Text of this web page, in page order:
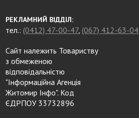
РЕКЛАМНИЙ ВІДДІЛ:
тел.: (0412) 47-00-47, (067) 412-63-04
Сайт належить Товариству
з обмеженою
відповідальністю
"Інформаційна Агенція
Житомир Інфо". Код
ЄДРПОУ 33732896